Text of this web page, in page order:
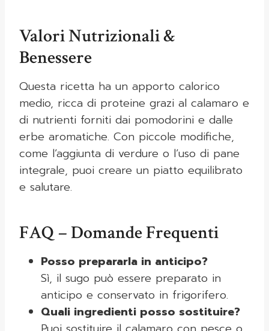
Valori Nutrizionali &
Benessere
Questa ricetta ha un apporto calorico
medio, ricca di proteine grazi al calamaro e
di nutrienti forniti dai pomodorini e dalle
erbe aromatiche. Con piccole modifiche,
come l’aggiunta di verdure o l’uso di pane
integrale, puoi creare un piatto equilibrato
e salutare.
FAQ – Domande Frequenti
Posso prepararla in anticipo?
Sì, il sugo può essere preparato in
anticipo e conservato in frigorifero.
Quali ingredienti posso sostituire?